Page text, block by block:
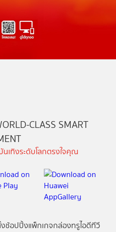
CLASS SMART
เทิงระดับโลกตรงใจคุณ
ช้อปปิ้งแพ็กเกจกล่องทรูไอดีทีวี